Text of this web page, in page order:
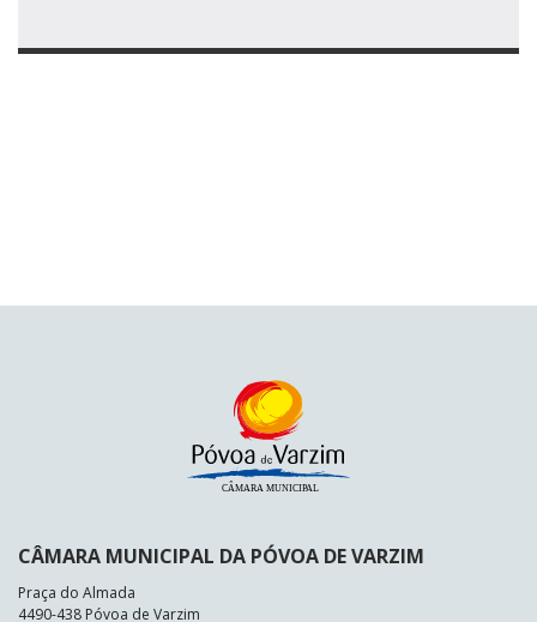
CÂMARA MUNICIPAL DA PÓVOA DE VARZIM
Praça do Almada
4490-438 Póvoa de Varzim